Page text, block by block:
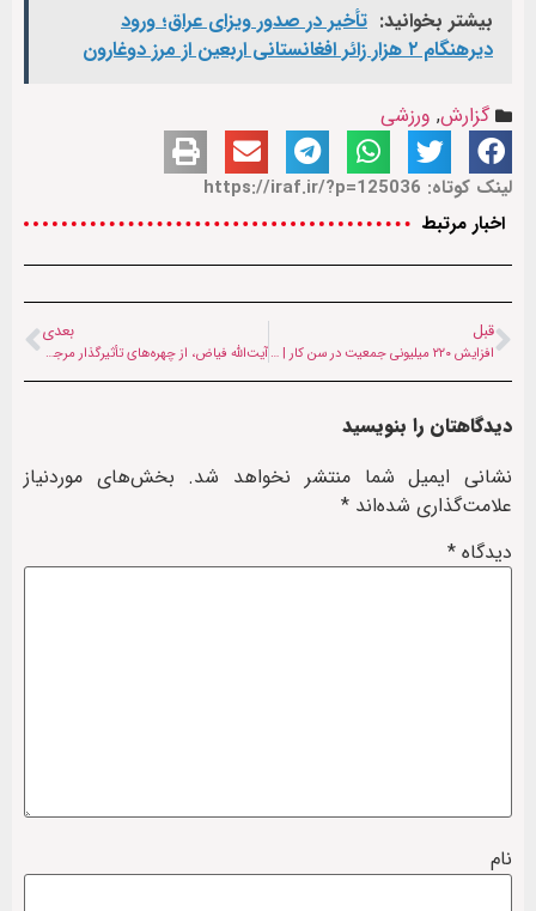
بیشتر بخوانید: تأخیر در صدور ویزای عراق؛ ورود
دیرهنگام ۲ هزار زائر افغانستانی اربعین از مرز دوغارون
گزارش, ورزشی
لینک کوتاه: https://iraf.ir/?p=125036
اخبار مرتبط
قبل
افزایش ۲۲۰ میلیونی جمعیت در سن کار | هشدار بانک جهانی برای منطقه و افغانستان
بعدی
آیت‌الله فیاض، از چهره‌های تأثیرگذار مرجعیت شیعه در بغداد درگذشت
دیدگاهتان را بنویسید
نشانی ایمیل شما منتشر نخواهد شد. بخش‌های موردنیاز
علامت‌گذاری شده‌اند *
دیدگاه *
نام